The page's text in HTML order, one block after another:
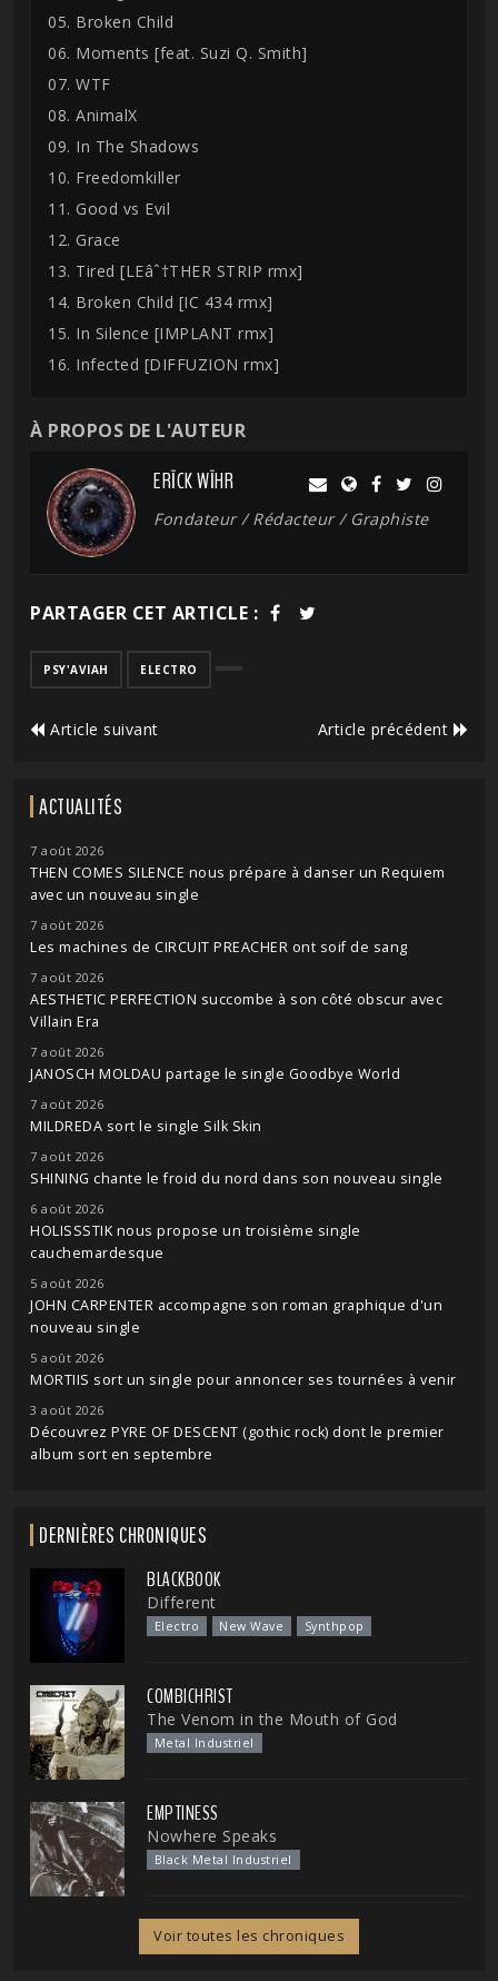
05. Broken Child
06. Moments [feat. Suzi Q. Smith]
07. WTF
08. AnimalX
09. In The Shadows
10. Freedomkiller
11. Good vs Evil
12. Grace
13. Tired [LEâˆ†THER STRIP rmx]
14. Broken Child [IC 434 rmx]
15. In Silence [IMPLANT rmx]
16. Infected [DIFFUZION rmx]
À PROPOS DE L'AUTEUR
ERĪCK WĪHR
Fondateur / Rédacteur / Graphiste
PARTAGER CET ARTICLE :
PSY'AVIAH ELECTRO
Article suivant Article précédent
ACTUALITÉS
7 août 2026
THEN COMES SILENCE nous prépare à danser un Requiem
avec un nouveau single
7 août 2026
Les machines de CIRCUIT PREACHER ont soif de sang
7 août 2026
AESTHETIC PERFECTION succombe à son côté obscur avec
Villain Era
7 août 2026
JANOSCH MOLDAU partage le single Goodbye World
7 août 2026
MILDREDA sort le single Silk Skin
7 août 2026
SHINING chante le froid du nord dans son nouveau single
6 août 2026
HOLISSSTIK nous propose un troisième single
cauchemardesque
5 août 2026
JOHN CARPENTER accompagne son roman graphique d'un
nouveau single
5 août 2026
MORTIIS sort un single pour annoncer ses tournées à venir
3 août 2026
Découvrez PYRE OF DESCENT (gothic rock) dont le premier
album sort en septembre
DERNIÈRES CHRONIQUES
BLACKBOOK
Different
Electro New Wave Synthpop
COMBICHRIST
The Venom in the Mouth of God
Metal Industriel
EMPTINESS
Nowhere Speaks
Black Metal Industriel
Voir toutes les chroniques